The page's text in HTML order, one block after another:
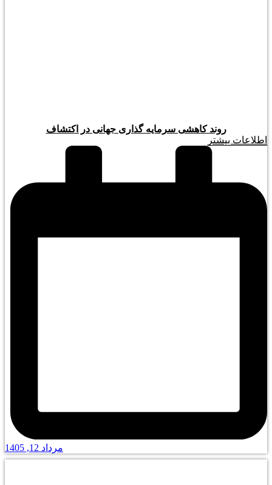
روند کاهشی سرمایه گذاری جهانی در اکتشاف
اطلاعات بیشتر
مرداد 12, 1405